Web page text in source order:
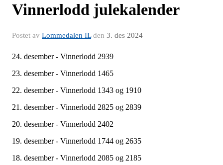
Vinnerlodd julekalender
Postet av Lommedalen ILden 3. des 2024
24. desember - Vinnerlodd 2939
23. desember - Vinnerlodd 1465
22. desember - Vinnerlodd 1343 og 1910
21. desember - Vinnerlodd 2825 og 2839
20. desember - Vinnerlodd 2402
19. desember - Vinnerlodd 1744 og 2635
18. desember - Vinnerlodd 2085 og 2185